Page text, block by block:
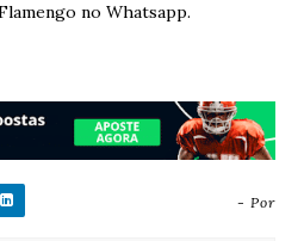
no Whatsapp.
- Por